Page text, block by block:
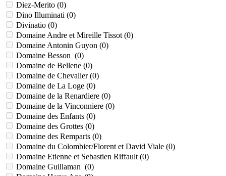
Diez-Merito (0)
Dino Illuminati (0)
Divinatio (0)
Domaine Andre et Mireille Tissot (0)
Domaine Antonin Guyon (0)
Domaine Besson (0)
Domaine de Bellene (0)
Domaine de Chevalier (0)
Domaine de La Loge (0)
Domaine de la Renardiere (0)
Domaine de la Vinconniere (0)
Domaine des Enfants (0)
Domaine des Grottes (0)
Domaine des Remparts (0)
Domaine du Colombier/Florent et David Viale (0)
Domaine Etienne et Sebastien Riffault (0)
Domaine Guillaman (0)